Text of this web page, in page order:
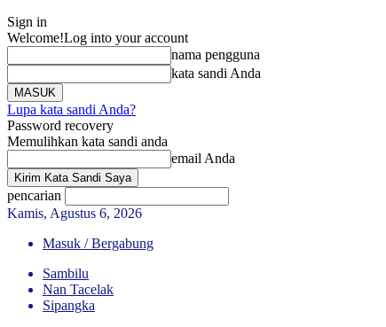
Sign in
Welcome!Log into your account
nama pengguna
kata sandi Anda
Lupa kata sandi Anda?
Password recovery
Memulihkan kata sandi anda
email Anda
pencarian
Kamis, Agustus 6, 2026
Masuk / Bergabung
Sambilu
Nan Tacelak
Sipangka